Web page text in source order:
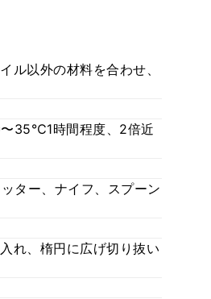
ル以外の材料を合わせ、
〜35℃1時間程度、2倍近
ター、ナイフ、スプーン
れ、楕円に広げ切り抜い